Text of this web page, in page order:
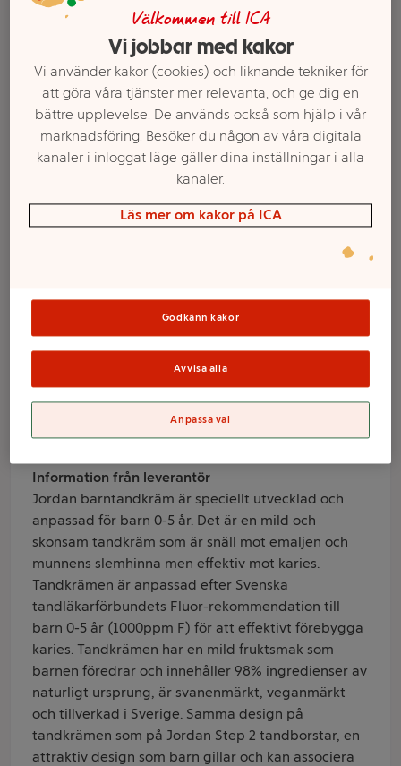
Tandkräm Kids 0-
5år 50ml Jordan
Jordan
Information från leverantör
Jordan barntandkräm är speciellt utvecklad och
anpassad för barn 0-5 år. Det är en mild och
skonsam tandkräm som är snäll mot emaljen och
munnens slemhinna men effektiv mot karies.
Tandkrämen är anpassad efter Svenska
tandläkarförbundets Fluor-rekommendation till
barn 0-5 år (1000ppm F) för att effektivt förebygga
karies. Tandkrämen har en mild fruktsmak som
barnen föredrar och innehåller 98% ingredienser av
naturligt ursprung, är svanenmärkt, veganmärkt
och tillverkad i Sverige. Samma design på
tandkrämen som på Jordan Step 2 tandborstar, en
attraktiv design som barn gillar och kan associera
Välj butik och handla
Sortimentet kan variera mellan butikerna
Välkommen till ICA
Vi jobbar med kakor
Vi använder kakor (cookies) och liknande tekniker för
att göra våra tjänster mer relevanta, och ge dig en
bättre upplevelse. De används också som hjälp i vår
marknadsföring. Besöker du någon av våra digitala
kanaler i inloggat läge gäller dina inställningar i alla
kanaler.
Läs mer om kakor på ICA
Godkänn kakor
Avvisa alla
Anpassa val